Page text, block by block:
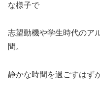
な様子で
志望動機や学生時代のア
間。
静かな時間を過ごすはず